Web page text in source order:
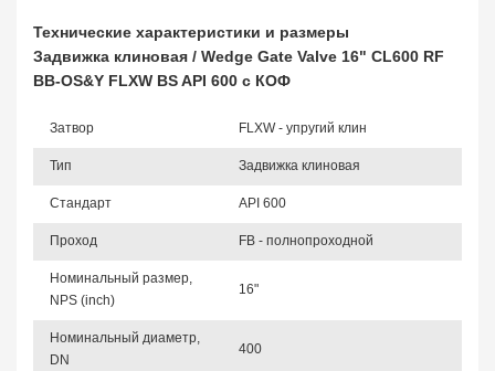
Технические характеристики и размеры
Задвижка клиновая / Wedge Gate Valve 16" CL600 RF
BB-OS&Y FLXW BS API 600 с КОФ
Затвор FLXW - упругий клин
Тип Задвижка клиновая
Стандарт API 600
Проход FB - полнопроходной
Номинальный размер,
NPS (inch)
16"
Номинальный диаметр,
DN
400